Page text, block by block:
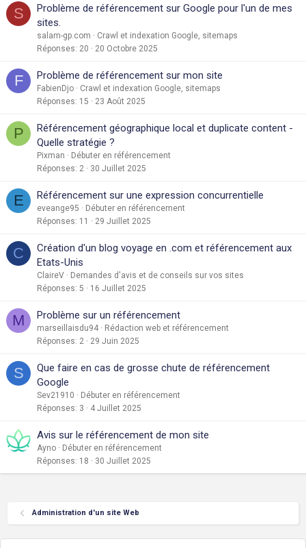
S
Problème de référencement sur Google pour l'un de mes
sites.
salam-gp.com
Crawl et indexation Google, sitemaps
Réponses 20 20 Octobre 2025
F Problème de référencement sur mon site
FabienDjo
Crawl et indexation Google, sitemaps
Réponses 15 23 Août 2025
P
Référencement géographique local et duplicate content -
Quelle stratégie ?
Pixman
Débuter en référencement
Réponses 2 30 Juillet 2025
E Référencement sur une expression concurrentielle
eveange95
Débuter en référencement
Réponses 11 29 Juillet 2025
C
Création d'un blog voyage en .com et référencement aux
Etats-Unis
ClaireV
Demandes d'avis et de conseils sur vos sites
Réponses 5 16 Juillet 2025
M Problème sur un référencement
marseillaisdu94
Rédaction web et référencement
Réponses 2 29 Juin 2025
S
Que faire en cas de grosse chute de référencement
Google
Sev21910
Débuter en référencement
Réponses 3 4 Juillet 2025
Avis sur le référencement de mon site
Ayno
Débuter en référencement
Réponses 18 30 Juillet 2025
Administration d'un site Web